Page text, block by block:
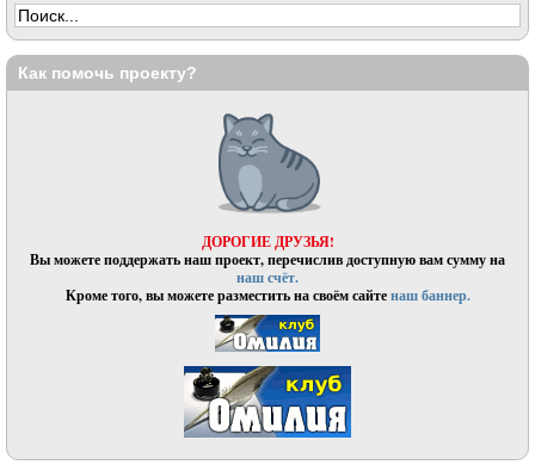
Как помочь проекту?
ДОРОГИЕ ДРУЗЬЯ!
Вы можете поддержать наш проект, перечислив доступную вам сумму на
наш счёт.
Кроме того, вы можете разместить на своём сайтенаш баннер.